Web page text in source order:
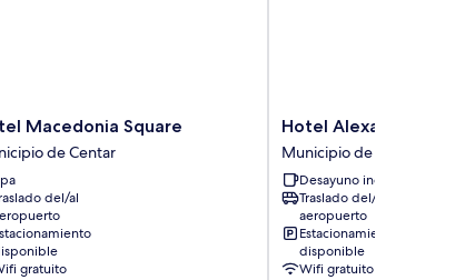
Macedonia Square
de Centar
del/al
gratuito
Hotel
Alexandar
II
Municipio
de
Centar
Hotel Alexandar II
Municipio de Centar
Desayuno incluido
Traslado del/al
aeropuerto
Estacionamiento
disponible
Wifi gratuito